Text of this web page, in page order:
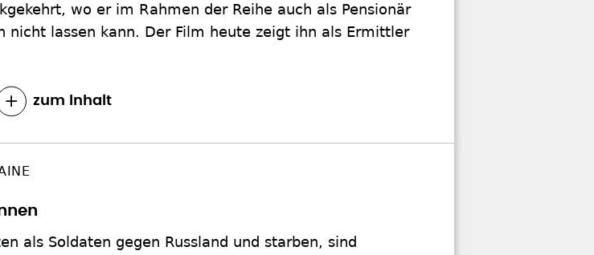
wo er im Rahmen der Reihe auch als Pensionär
nicht lassen kann. Der Film heute zeigt ihn als Ermittler
zum Inhalt
als Soldaten gegen Russland und starben, sind